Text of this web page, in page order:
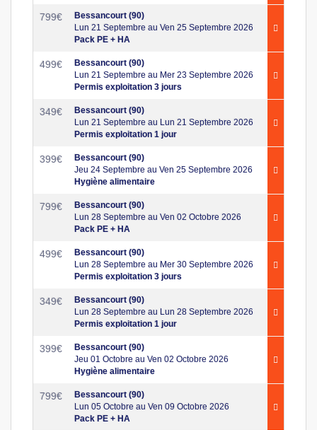
799€
Bessancourt (90)
Lun 21 Septembre au Ven 25 Septembre 2026
Pack PE + HA
499€
Bessancourt (90)
Lun 21 Septembre au Mer 23 Septembre 2026
Permis exploitation 3 jours
349€
Bessancourt (90)
Lun 21 Septembre au Lun 21 Septembre 2026
Permis exploitation 1 jour
399€
Bessancourt (90)
Jeu 24 Septembre au Ven 25 Septembre 2026
Hygiène alimentaire
799€
Bessancourt (90)
Lun 28 Septembre au Ven 02 Octobre 2026
Pack PE + HA
499€
Bessancourt (90)
Lun 28 Septembre au Mer 30 Septembre 2026
Permis exploitation 3 jours
349€
Bessancourt (90)
Lun 28 Septembre au Lun 28 Septembre 2026
Permis exploitation 1 jour
399€
Bessancourt (90)
Jeu 01 Octobre au Ven 02 Octobre 2026
Hygiène alimentaire
799€
Bessancourt (90)
Lun 05 Octobre au Ven 09 Octobre 2026
Pack PE + HA